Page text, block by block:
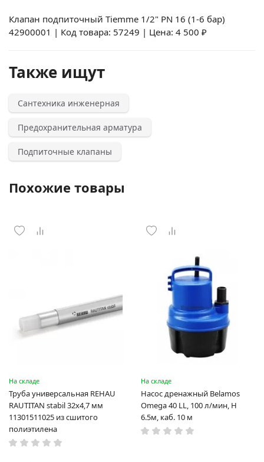
Клапан подпиточный Tiemme 1/2" PN 16 (1-6 бар)
42900001 | Код товара: 57249 | Цена: 4 500 ₽
Также ищут
Сантехника инженерная
Предохранительная арматура
Подпиточные клапаны
Похожие товары
На складе
Труба универсальная REHAU
RAUTITAN stabil 32х4,7 мм
11301511025 из сшитого
полиэтилена
На складе
Насос дренажный Belamos
Omega 40 LL, 100 л/мин, Н
6.5м, каб. 10 м